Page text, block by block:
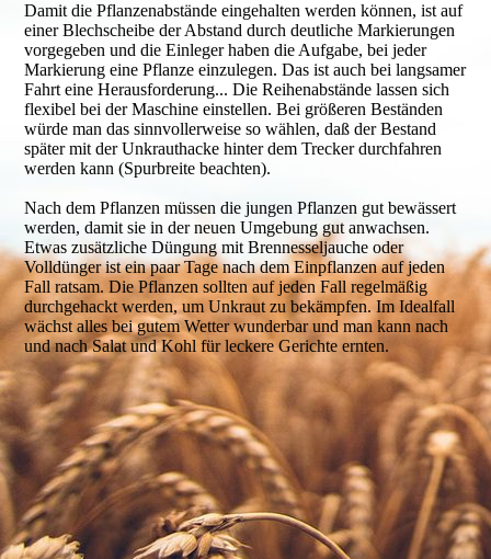
Damit die Pflanzenabstände eingehalten werden können, ist auf
einer Blechscheibe der Abstand durch deutliche Markierungen
vorgegeben und die Einleger haben die Aufgabe, bei jeder
Markierung eine Pflanze einzulegen. Das ist auch bei langsamer
Fahrt eine Herausforderung... Die Reihenabstände lassen sich
flexibel bei der Maschine einstellen. Bei größeren Beständen
würde man das sinnvollerweise so wählen, daß der Bestand
später mit der Unkrauthacke hinter dem Trecker durchfahren
werden kann (Spurbreite beachten).
Nach dem Pflanzen müssen die jungen Pflanzen gut bewässert
werden, damit sie in der neuen Umgebung gut anwachsen.
Etwas zusätzliche Düngung mit Brennessel­jauche oder
Volldünger ist ein paar Tage nach dem Einpflanzen auf jeden
Fall ratsam. Die Pflanzen sollten auf jeden Fall regelmäßig
durchgehackt werden, um Unkraut zu bekämpfen. Im Idealfall
wächst alles bei gutem Wetter wunderbar und man kann nach
und nach Salat und Kohl für leckere Gerichte ernten.